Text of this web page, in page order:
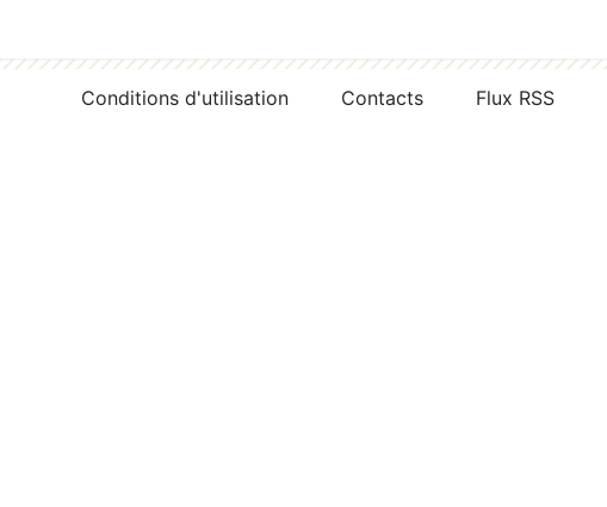
Conditions d'utilisation Contacts Flux RSS